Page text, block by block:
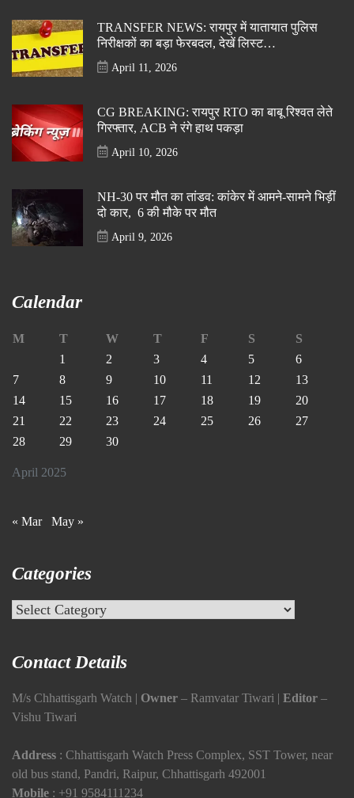
TRANSFER NEWS: रायपुर में यातायात पुलिस
निरीक्षकों का बड़ा फेरबदल, देखें लिस्ट…
April 11, 2026
CG BREAKING: रायपुर RTO का बाबू रिश्वत लेते
गिरफ्तार, ACB ने रंगे हाथ पकड़ा
April 10, 2026
NH-30 पर मौत का तांडव: कांकेर में आमने-सामने भिड़ीं
दो कार, 6 की मौके पर मौत
April 9, 2026
Calendar
April 2025
M T W T F S
S
1
2 3 4 5
6
7
8 9 10 11 12
13
14
15 16 17 18 19
20
21
22 23 24 25 26
27
28
29 30
« Mar May »
Categories
Categories
Contact Details
M/s Chhattisgarh Watch | Owner – Ramvatar Tiwari | Editor –
Vishu Tiwari
Address : Chhattisgarh Watch Press Complex, SST Tower, near
old bus stand, Pandri, Raipur, Chhattisgarh 492001
Mobile : +91 9584111234